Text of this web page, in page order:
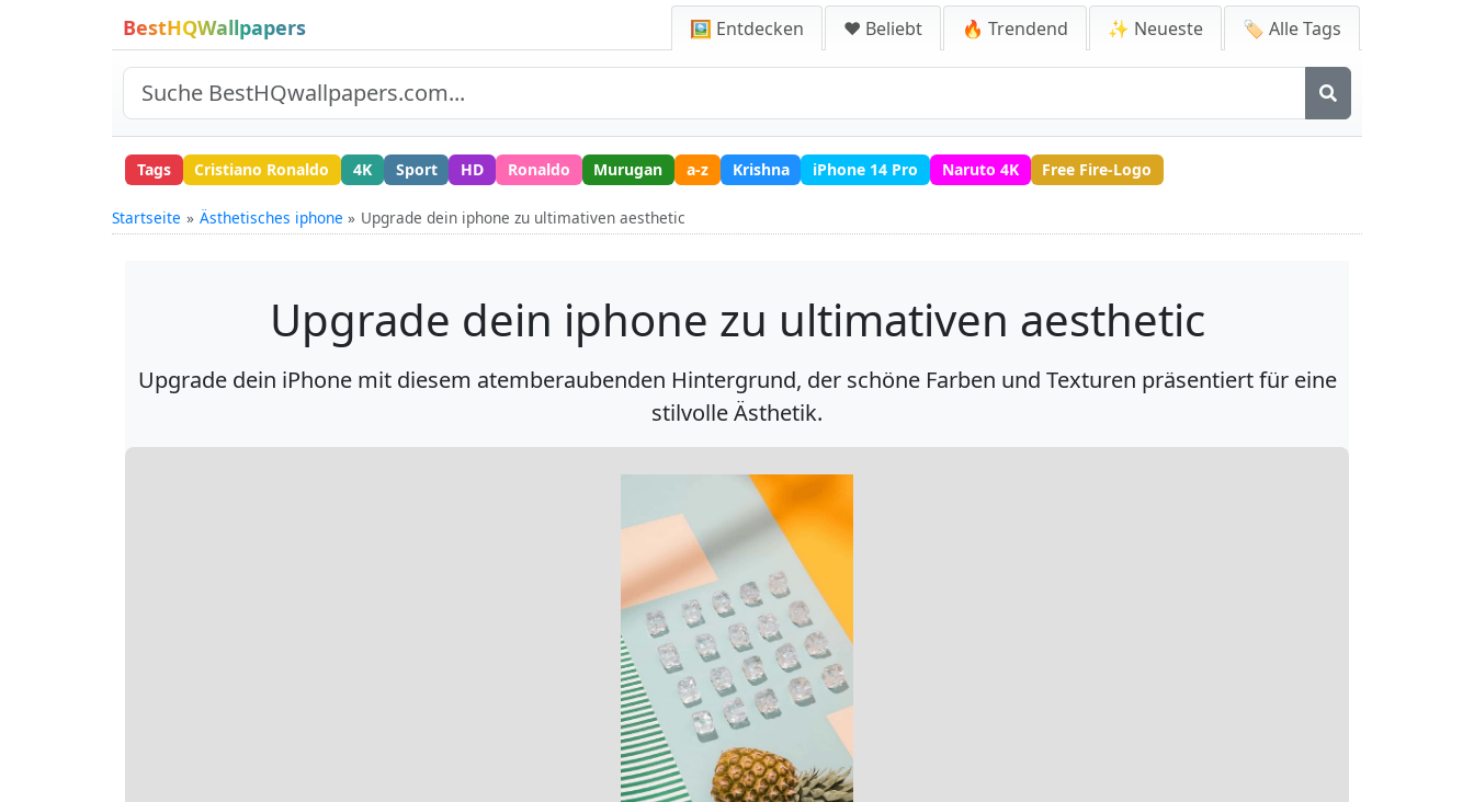
BestHQWallpapers 🖼️ Entdecken ❤️ Beliebt 🔥 Trendend ✨ Neueste 🏷️ Alle Tags
Tags Cristiano Ronaldo 4K Sport HD Ronaldo Murugan a-z Krishna iPhone 14 Pro Naruto 4K Free Fire-Logo
Startseite Ästhetisches iphone Upgrade dein iphone zu ultimativen aesthetic
Upgrade dein iphone zu ultimativen aesthetic
Upgrade dein iPhone mit diesem atemberaubenden Hintergrund, der schöne Farben und Texturen präsentiert für eine
stilvolle Ästhetik.